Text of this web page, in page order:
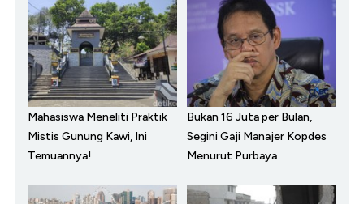
Mahasiswa Meneliti Praktik
Mistis Gunung Kawi, Ini
Temuannya!
Bukan 16 Juta per Bulan,
Segini Gaji Manajer Kopdes
Menurut Purbaya